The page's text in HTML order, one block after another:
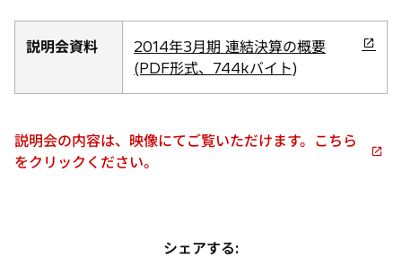
説明会資料
2014年3月期 連結決算の概要
(PDF形式、744kバイト)
新
し
い
ブ
で
説明会の内容は、映像にてご覧いただけます。こちら
をクリックください。
新
シェアする: